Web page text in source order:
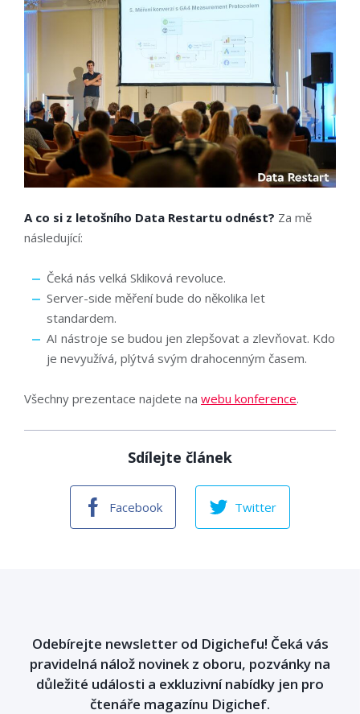
A co si z letošního Data Restartu odnést? Za mě
následující:
Čeká nás velká Skliková revoluce.
Server-side měření bude do několika let
standardem.
AI nástroje se budou jen zlepšovat a zlevňovat. Kdo
je nevyužívá, plýtvá svým drahocenným časem.
Všechny prezentace najdete na webu konference.
Sdílejte článek
Facebook Twitter
Odebírejte newsletter od Digichefu! Čeká vás
pravidelná nálož novinek z oboru, pozvánky na
důležité události a exkluzivní nabídky jen pro
čtenáře magazínu Digichef.